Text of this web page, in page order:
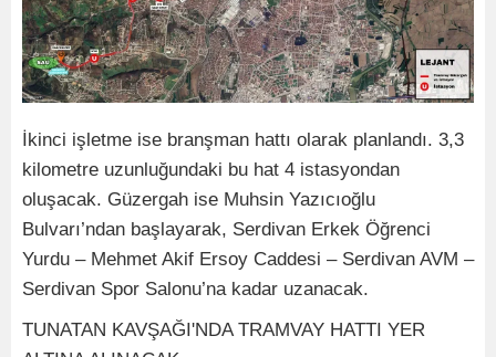
İkinci işletme ise branşman hattı olarak planlandı. 3,3
kilometre uzunluğundaki bu hat 4 istasyondan
oluşacak. Güzergah ise Muhsin Yazıcıoğlu
Bulvarı’ndan başlayarak, Serdivan Erkek Öğrenci
Yurdu – Mehmet Akif Ersoy Caddesi – Serdivan AVM –
Serdivan Spor Salonu’na kadar uzanacak.
TUNATAN KAVŞAĞI'NDA TRAMVAY HATTI YER